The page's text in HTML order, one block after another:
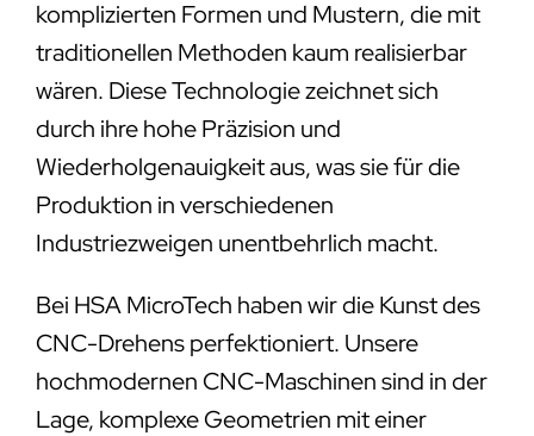
komplizierten Formen und Mustern, die mit
traditionellen Methoden kaum realisierbar
wären. Diese Technologie zeichnet sich
durch ihre hohe Präzision und
Wiederholgenauigkeit aus, was sie für die
Produktion in verschiedenen
Industriezweigen unentbehrlich macht.
Bei HSA MicroTech haben wir die Kunst des
CNC-Drehens perfektioniert. Unsere
hochmodernen CNC-Maschinen sind in der
Lage, komplexe Geometrien mit einer